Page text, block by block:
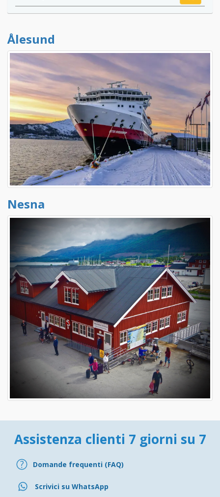
Ålesund
Nesna
Assistenza clienti 7 giorni su 7
Domande frequenti (FAQ)
Scrivici su WhatsApp